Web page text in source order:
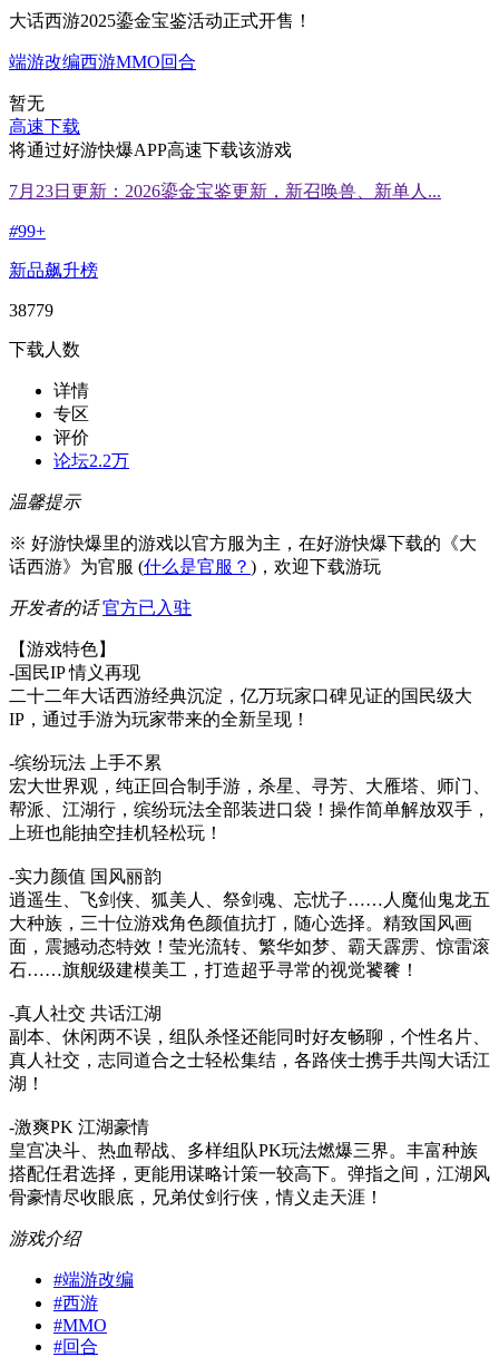
大话西游2025鎏金宝鉴活动正式开售！
端游改编西游MMO回合
暂无
高速下载
将通过好游快爆APP高速下载该游戏
7月23日更新：2026鎏金宝鉴更新，新召唤兽、新单人...
#99+
新品飙升榜
38779
下载人数
详情
专区
评价
论坛2.2万
温馨提示
※ 好游快爆里的游戏以官方服为主，在好游快爆下载的《大
话西游》为官服 (什么是官服？ )，欢迎下载游玩
开发者的话 官方已入驻
【游戏特色】
-国民IP 情义再现
二十二年大话西游经典沉淀，亿万玩家口碑见证的国民级大
IP，通过手游为玩家带来的全新呈现！
-缤纷玩法 上手不累
宏大世界观，纯正回合制手游，杀星、寻芳、大雁塔、师门、
帮派、江湖行，缤纷玩法全部装进口袋！操作简单解放双手，
上班也能抽空挂机轻松玩！
-实力颜值 国风丽韵
逍遥生、飞剑侠、狐美人、祭剑魂、忘忧子……人魔仙鬼龙五
大种族，三十位游戏角色颜值抗打，随心选择。精致国风画
面，震撼动态特效！莹光流转、繁华如梦、霸天霹雳、惊雷滚
石……旗舰级建模美工，打造超乎寻常的视觉饕餮！
-真人社交 共话江湖
副本、休闲两不误，组队杀怪还能同时好友畅聊，个性名片、
真人社交，志同道合之士轻松集结，各路侠士携手共闯大话江
湖！
-激爽PK 江湖豪情
皇宫决斗、热血帮战、多样组队PK玩法燃爆三界。丰富种族
搭配任君选择，更能用谋略计策一较高下。弹指之间，江湖风
骨豪情尽收眼底，兄弟仗剑行侠，情义走天涯！
游戏介绍
#端游改编
#西游
#MMO
#回合